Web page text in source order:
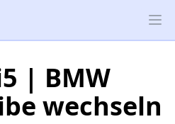
GmbH
| BMW
wechseln